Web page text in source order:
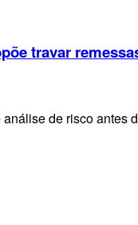
travar
análise de risco